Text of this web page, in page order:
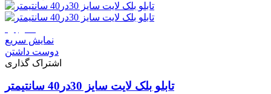
نمایش سریع
دوست داشتن
اشتراک گذاری
تابلو بلک لایت سایز 30در40 سانتیمتر